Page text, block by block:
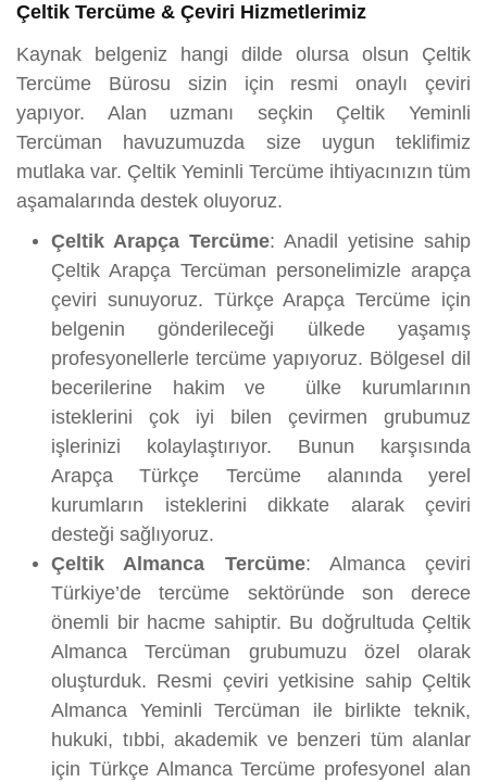
Çeltik Tercüme & Çeviri Hizmetlerimiz
Kaynak belgeniz hangi dilde olursa olsun Çeltik
Tercüme Bürosu sizin için resmi onaylı çeviri
yapıyor. Alan uzmanı seçkin Çeltik Yeminli
Tercüman havuzumuzda size uygun teklifimiz
mutlaka var. Çeltik Yeminli Tercüme ihtiyacınızın tüm
aşamalarında destek oluyoruz.
Çeltik Arapça Tercüme: Anadil yetisine sahip
Çeltik Arapça Tercüman personelimizle arapça
çeviri sunuyoruz. Türkçe Arapça Tercüme için
belgenin gönderileceği ülkede yaşamış
profesyonellerle tercüme yapıyoruz. Bölgesel dil
becerilerine hakim ve ülke kurumlarının
isteklerini çok iyi bilen çevirmen grubumuz
işlerinizi kolaylaştırıyor. Bunun karşısında
Arapça Türkçe Tercüme alanında yerel
kurumların isteklerini dikkate alarak çeviri
desteği sağlıyoruz.
Çeltik Almanca Tercüme: Almanca çeviri
Türkiye’de tercüme sektöründe son derece
önemli bir hacme sahiptir. Bu doğrultuda Çeltik
Almanca Tercüman grubumuzu özel olarak
oluşturduk. Resmi çeviri yetkisine sahip Çeltik
Almanca Yeminli Tercüman ile birlikte teknik,
hukuki, tıbbi, akademik ve benzeri tüm alanlar
için Türkçe Almanca Tercüme profesyonel alan